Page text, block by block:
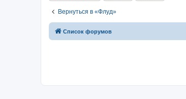
Вернуться в «Флуд»
Список форумов